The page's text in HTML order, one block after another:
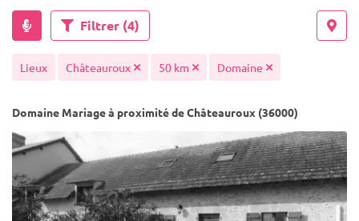
Filtrer (4)
Lieux Châteauroux 50 km Domaine
Domaine Mariage à proximité de Châteauroux (36000)